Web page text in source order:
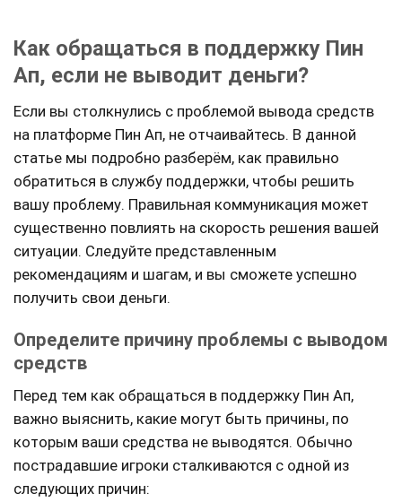
Как обращаться в поддержку Пин
Ап, если не выводит деньги?
Если вы столкнулись с проблемой вывода средств
на платформе Пин Ап, не отчаивайтесь. В данной
статье мы подробно разберём, как правильно
обратиться в службу поддержки, чтобы решить
вашу проблему. Правильная коммуникация может
существенно повлиять на скорость решения вашей
ситуации. Следуйте представленным
рекомендациям и шагам, и вы сможете успешно
получить свои деньги.
Определите причину проблемы с выводом
средств
Перед тем как обращаться в поддержку Пин Ап,
важно выяснить, какие могут быть причины, по
которым ваши средства не выводятся. Обычно
пострадавшие игроки сталкиваются с одной из
следующих причин: